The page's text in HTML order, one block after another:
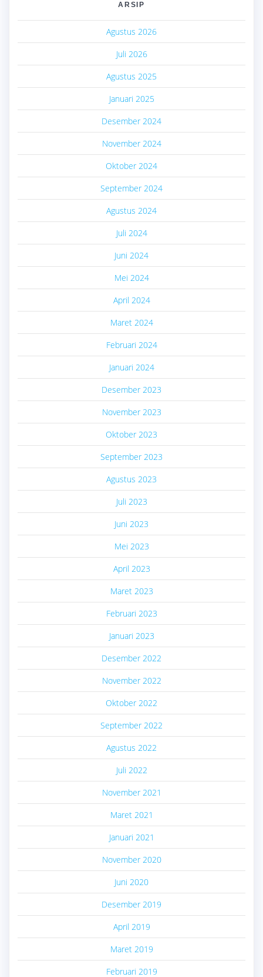
ARSIP
Agustus 2026
Juli 2026
Agustus 2025
Januari 2025
Desember 2024
November 2024
Oktober 2024
September 2024
Agustus 2024
Juli 2024
Juni 2024
Mei 2024
April 2024
Maret 2024
Februari 2024
Januari 2024
Desember 2023
November 2023
Oktober 2023
September 2023
Agustus 2023
Juli 2023
Juni 2023
Mei 2023
April 2023
Maret 2023
Februari 2023
Januari 2023
Desember 2022
November 2022
Oktober 2022
September 2022
Agustus 2022
Juli 2022
November 2021
Maret 2021
Januari 2021
November 2020
Juni 2020
Desember 2019
April 2019
Maret 2019
Februari 2019